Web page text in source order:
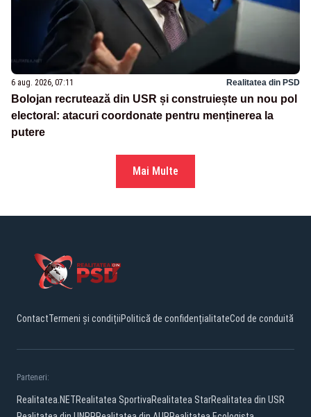
6 aug. 2026, 07:11 Realitatea din PSD
Bolojan recrutează din USR și construiește un nou pol
electoral: atacuri coordonate pentru menținerea la
putere
Mai Multe
ContactTermeni și condițiiPolitică de confidențialitateCod de conduită
Parteneri:
Realitatea.NETRealitatea SportivaRealitatea StarRealitatea din USR